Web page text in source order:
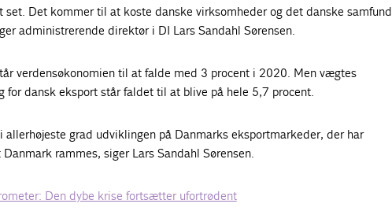
set. Det kommer til at koste danske virksomheder og det danske samfund
administrerende direktør i DI Lars Sandahl Sørensen.
verdensøkonomien til at falde med 3 procent i 2020. Men vægtes
for dansk eksport står faldet til at blive på hele 5,7 procent.
allerhøjeste grad udviklingen på Danmarks eksportmarkeder, der har
rammes, siger Lars Sandahl Sørensen.
Den dybe krise fortsætter ufortrødent